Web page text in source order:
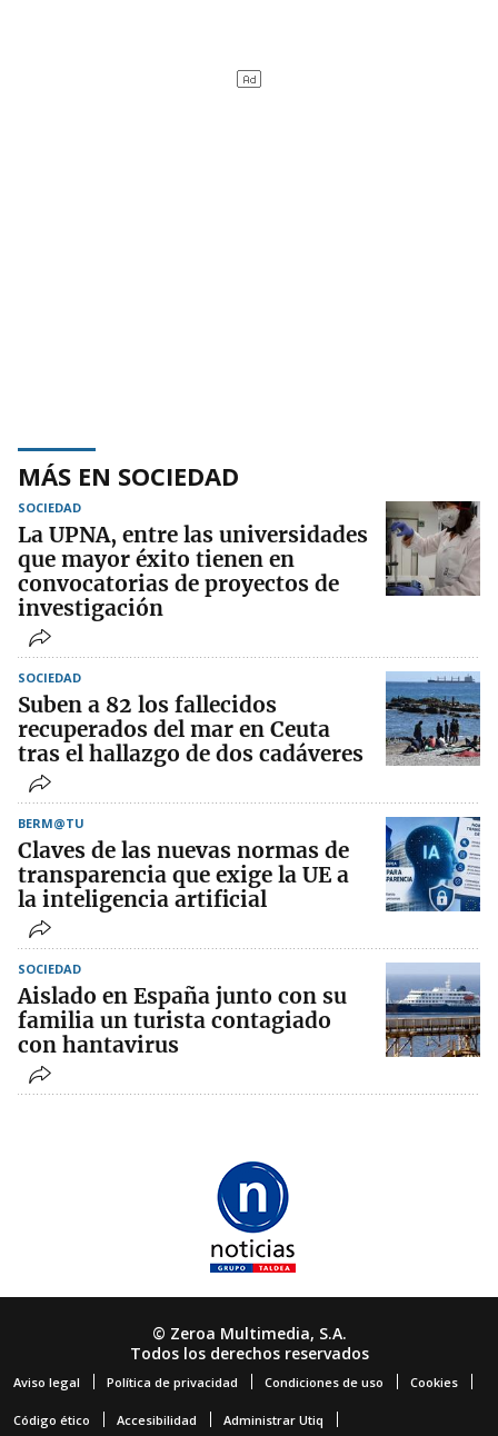
MÁS EN SOCIEDAD
SOCIEDAD
La UPNA, entre las universidades
que mayor éxito tienen en
convocatorias de proyectos de
investigación
SOCIEDAD
Suben a 82 los fallecidos
recuperados del mar en Ceuta
tras el hallazgo de dos cadáveres
BERM@TU
Claves de las nuevas normas de
transparencia que exige la UE a
la inteligencia artificial
SOCIEDAD
Aislado en España junto con su
familia un turista contagiado
con hantavirus
© Zeroa Multimedia, S.A.
Todos los derechos reservados
Aviso legal Política de privacidad Condiciones de uso Cookies
Código ético Accesibilidad Administrar Utiq